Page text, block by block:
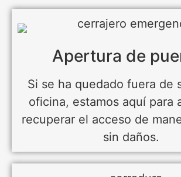
Apertura de
Si se ha quedado fuera de
oficina, estamos aquí para
recuperar el acceso de
sin daños.